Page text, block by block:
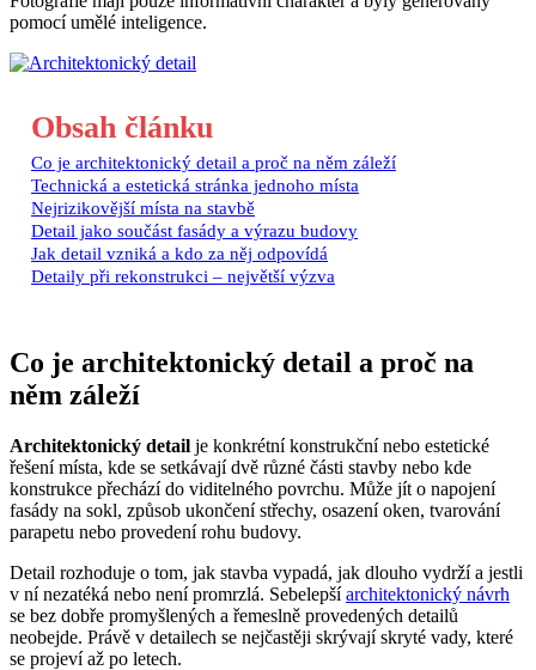
pomocí umělé inteligence.
Obsah článku
Co je architektonický detail a proč na něm záleží
Technická a estetická stránka jednoho místa
Nejrizikovější místa na stavbě
Detail jako součást fasády a výrazu budovy
Jak detail vzniká a kdo za něj odpovídá
Detaily při rekonstrukci – největší výzva
Co je architektonický detail a proč na
něm záleží
Architektonický detail je konkrétní konstrukční nebo estetické
řešení místa, kde se setkávají dvě různé části stavby nebo kde
konstrukce přechází do viditelného povrchu. Může jít o napojení
fasády na sokl, způsob ukončení střechy, osazení oken, tvarování
parapetu nebo provedení rohu budovy.
Detail rozhoduje o tom, jak stavba vypadá, jak dlouho vydrží a jestli
v ní nezatéká nebo není promrzlá. Sebelepšíarchitektonický návrh
se bez dobře promyšlených a řemeslně provedených detailů
neobejde. Právě v detailech se nejčastěji skrývají skryté vady, které
se projeví až po letech.